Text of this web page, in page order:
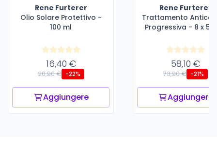
Rene Furterer
Olio Solare Protettivo -
100 ml
16,40 €
20,90 € -22%
Aggiungere
Rene Furterer
Trattamento
Progressiva - 8 x
58,10 €
73,90 € -21%
Aggiungere